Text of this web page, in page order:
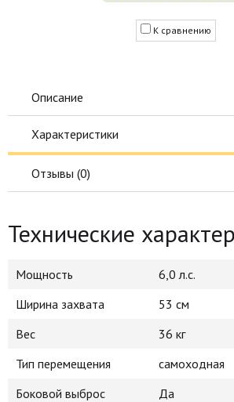
К сравнению
Описание
Характеристики
Отзывы (0)
Технические
Мощность
6,0 л.с.
Ширина захвата
53 см
Вес
36 кг
Тип перемещения
самоходная
Боковой выброс
Да